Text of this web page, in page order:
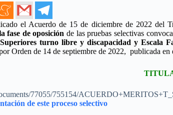
el Acuerdo de 15 de diciembre de 2022 del
fase de oposición de las pruebas selectivas
turno libre y discapacidad y Escala
Orden de 14 de septiembre de 2022, publicada
77055/755154/
de este proceso selectivo